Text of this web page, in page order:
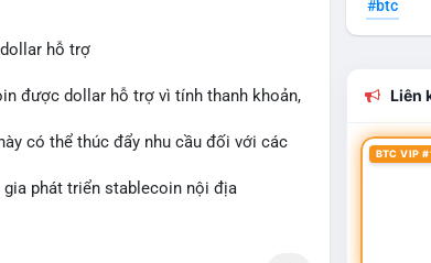
sớm. Cần theo dõi sự thay đổi trong
hỗ trợ
được dollar hỗ trợ vì tính thanh khoản,
có thể thúc đẩy nhu cầu đối với các
phát triển stablecoin nội địa
#btc
Liên
BTC VIP